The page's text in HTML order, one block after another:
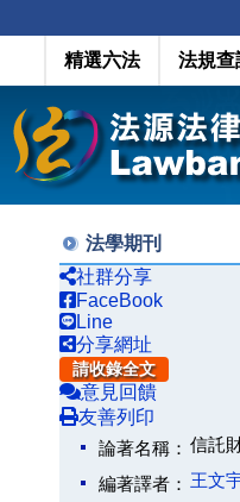
精選六法 法規查
法學期刊
社群分享
FaceBook
Line
分享網址
請收錄全文
意見回饋
友善列印
論著名稱： 信託
編著譯者： 王文